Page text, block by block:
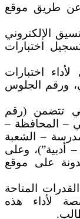
عن طريق موقع
الإلكتروني
اختبارات
اختبارات
ورقم الجلوس
تتضمن (رقم
– المحافظة –
– الشعبة
أدبية”)، وعلى
على موقع
المتاحة
لأداء هذه